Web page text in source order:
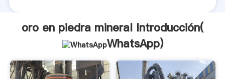
oro en piedra mineral Introducción(
WhatsApp)